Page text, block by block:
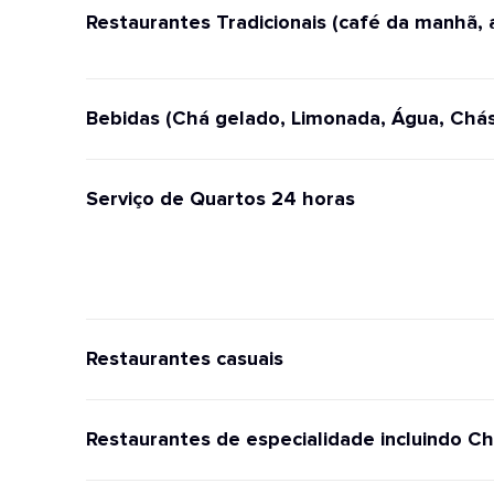
Restaurantes Tradicionais (café da manhã,
Bebidas (Chá gelado, Limonada, Água,
Serviço de Quartos 24 horas
Restaurantes casuais
Restaurantes de especialidade incluindo